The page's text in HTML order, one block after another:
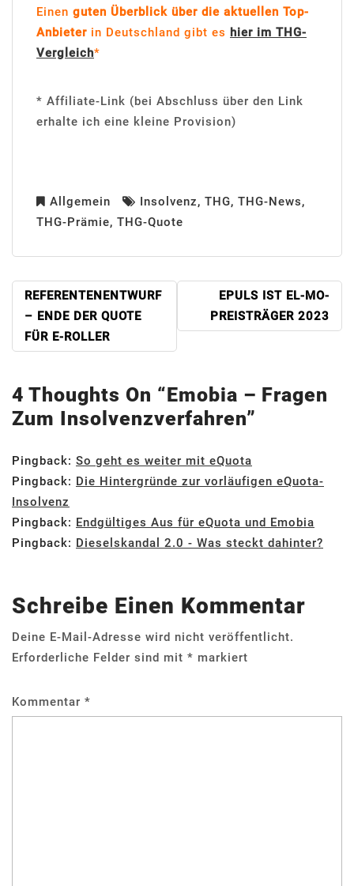
Einen guten Überblick über die aktuellen Top-
Anbieter in Deutschland gibt es hier im THG-
Vergleich*
* Affiliate-Link (bei Abschluss über den Link
erhalte ich eine kleine Provision)
Allgemein Insolvenz, THG, THG-News,
THG-Prämie, THG-Quote
BEITRAGSNAVIGATION
REFERENTENENTWURF
– ENDE DER QUOTE
FÜR E-ROLLER
EPULS IST EL-MO-
PREISTRÄGER 2023
4 Thoughts On “Emobia – Fragen
Zum Insolvenzverfahren”
Pingback: So geht es weiter mit eQuota
Pingback: Die Hintergründe zur vorläufigen eQuota-
Insolvenz
Pingback: Endgültiges Aus für eQuota und Emobia
Pingback: Dieselskandal 2.0 - Was steckt dahinter?
Schreibe Einen Kommentar
Deine E-Mail-Adresse wird nicht veröffentlicht.
Erforderliche Felder sind mit * markiert
Kommentar *